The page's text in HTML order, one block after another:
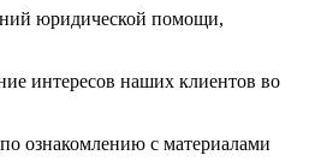
юридической помощи,
интересов наших клиентов во
ознакомлению с материалами